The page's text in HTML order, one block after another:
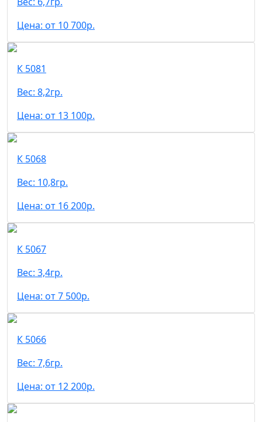
Цена: от 10 700р.
К 5081
Вес: 8,2гр.
Цена: от 13 100р.
К 5068
Вес: 10,8гр.
Цена: от 16 200р.
К 5067
Вес: 3,4гр.
Цена: от 7 500р.
К 5066
Вес: 7,6гр.
Цена: от 12 200р.